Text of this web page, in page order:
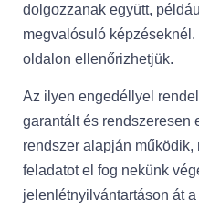
dolgozzanak együtt,
megvalósuló
oldalon ellenőrizhetjük.
Az ilyen engedéllyel
garantált és rendszeresen
rendszer alapján
feladatot el fog nekünk
jelenlétnyilvántartáson át